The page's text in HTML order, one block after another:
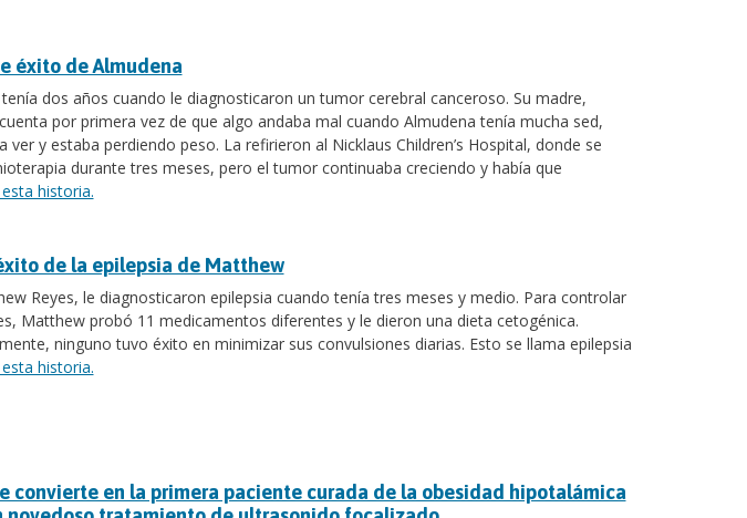
éxito de Almudena
dos años cuando le diagnosticaron un tumor cerebral canceroso. Su madre,
por primera vez de que algo andaba mal cuando Almudena tenía mucha sed,
ver y estaba perdiendo peso. La refirieron al Nicklaus Children’s Hospital, donde se
durante tres meses, pero el tumor continuaba creciendo y había que
historia.
de la epilepsia de Matthew
Reyes, le diagnosticaron epilepsia cuando tenía tres meses y medio. Para controlar
Matthew probó 11 medicamentos diferentes y le dieron una dieta cetogénica.
ninguno tuvo éxito en minimizar sus convulsiones diarias. Esto se llama epilepsia
historia.
convierte en la primera paciente curada de la obesidad hipotalámica